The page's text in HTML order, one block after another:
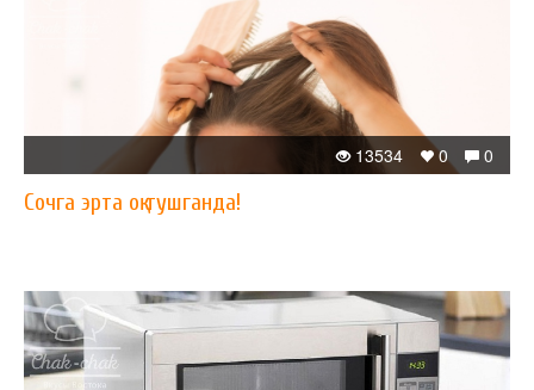
0
0
13534
Сочга эрта оқ тушганда!